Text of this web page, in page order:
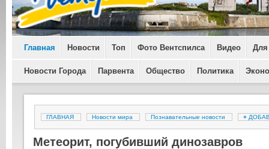
Главная Новости Топ Фото Вентспилса Видео Для
Новости Города Парвента Общество Политика
ГЛАВНАЯ Новости мира Познавательные новости +
Метеорит, погубивший динозавров